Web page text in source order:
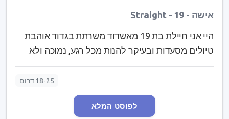
אישה - Straight - 19
היי אני חיילת בת 19 מאשדוד משרתת בגדוד אוהבת
טיולים מסעדות ובעיקר להנות מכל רגע, נמוכה ולא
רזונת, מצחיקה, ספונטנית וזורמת מחפשת מישהו
שיהיה החבר הכי טוב שלי ושאוכל לדבר ולצחוק איתו
18-25 דרום
לפוסט המלא